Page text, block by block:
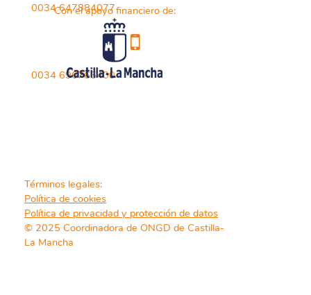
0034 647884077
0034 696765400
Con el apoyo financiero de:
Términos legales:
Política de cookies
Política de privacidad y protección de datos
© 2025 Coordinadora de ONGD de Castilla-
La Mancha